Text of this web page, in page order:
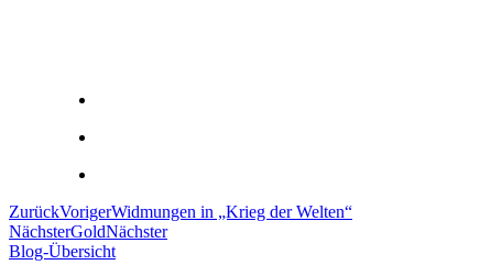
ZurückVorigerWidmungen in „Krieg der Welten“
NächsterGoldNächster
Blog-Übersicht